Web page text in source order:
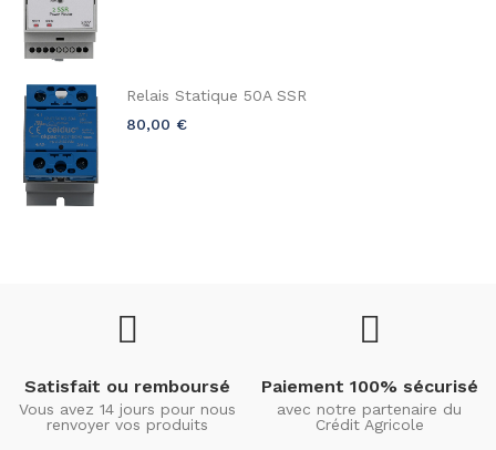
Relais Statique 50A SSR
80,00 €
Satisfait ou remboursé
Vous avez 14 jours pour nous
renvoyer vos produits
Paiement 100% sécurisé
avec notre partenaire du
Crédit Agricole